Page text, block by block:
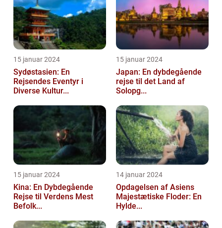
15 januar 2024
Sydøstasien: En
Rejsendes Eventyr i
Diverse Kultur...
15 januar 2024
Japan: En dybdegående
rejse til det Land af
Solopg...
15 januar 2024
Kina: En Dybdegående
Rejse til Verdens Mest
Befolk...
14 januar 2024
Opdagelsen af Asiens
Majestætiske Floder: En
Hylde...